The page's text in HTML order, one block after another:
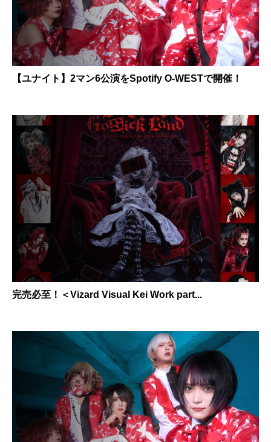
【ユナイト】2マン6公演をSpotify O-WESTで開催！
完売必至！＜Vizard Visual Kei Work part...